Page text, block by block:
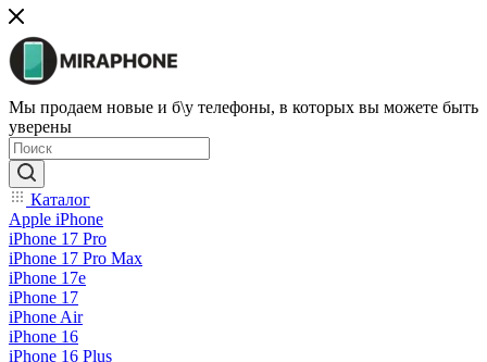
Мы продаем новые и б\у телефоны, в которых вы можете быть
уверены
Каталог
Apple iPhone
iPhone 17 Pro
iPhone 17 Pro Max
iPhone 17e
iPhone 17
iPhone Air
iPhone 16
iPhone 16 Plus